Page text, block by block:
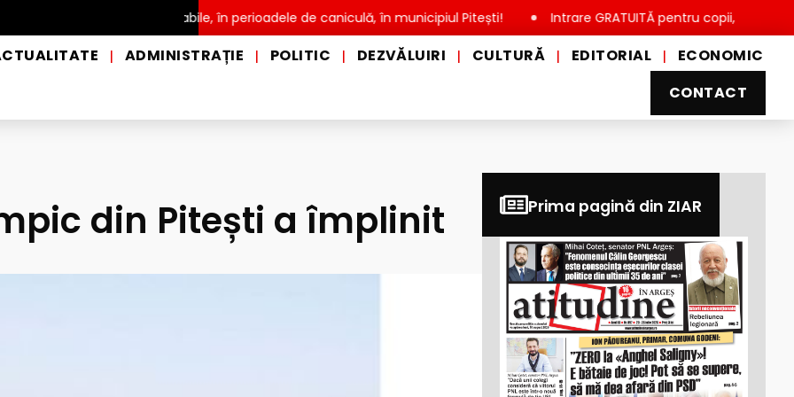
a apei potabile, în perioadele de caniculă, în municipiul Pitești! Intrare GRATUITĂ pentru copii, elevi și studenți,
| ADMINISTRAȚIE | POLITIC | DEZVĂLUIRI | CULTURĂ | EDITORIAL |
ECONOMIC
CONTACT
din Pitești a împlinit Prima pagină din ZIAR